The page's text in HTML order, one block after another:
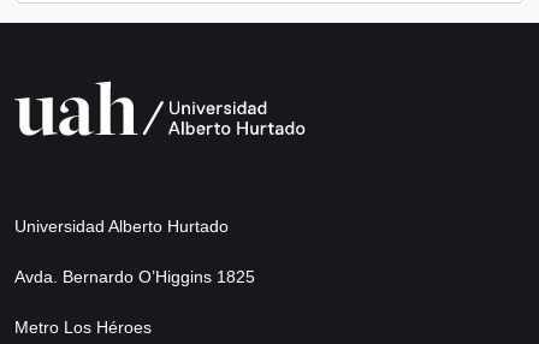
Universidad Alberto Hurtado
Avda. Bernardo O’Higgins 1825
Metro Los Héroes